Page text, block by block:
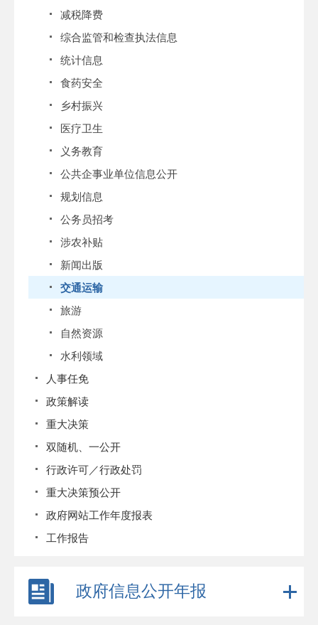
减税降费
综合监管和检查执法信息
统计信息
食药安全
乡村振兴
医疗卫生
义务教育
公共企事业单位信息公开
规划信息
公务员招考
涉农补贴
新闻出版
交通运输
旅游
自然资源
水利领域
人事任免
政策解读
重大决策
双随机、一公开
行政许可／行政处罚
重大决策预公开
政府网站工作年度报表
工作报告
政府信息公开年报